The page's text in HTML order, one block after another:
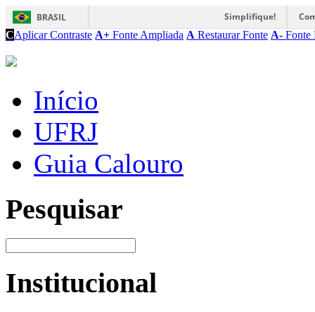
BRASIL Simplifique!
CAplicar Contraste A+ Fonte Ampliada A Restaurar Fonte A- Fonte
Início
UFRJ
Guia Calouro
Pesquisar
Institucional